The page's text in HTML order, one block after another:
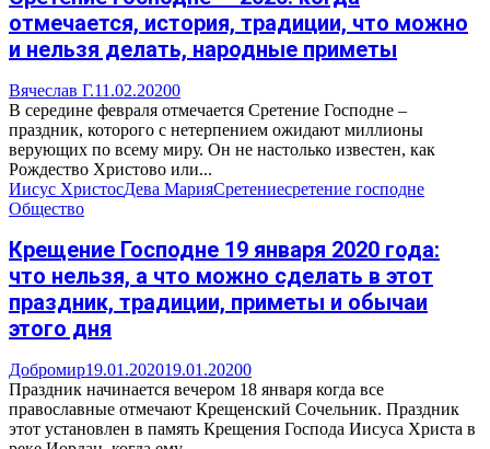
отмечается, история, традиции, что можно
и нельзя делать, народные приметы
Вячеслав Г.11.02.20200
В середине февраля отмечается Сретение Господне –
праздник, которого с нетерпением ожидают миллионы
верующих по всему миру. Он не настолько известен, как
Рождество Христово или...
Иисус ХристосДева МарияСретениесретение господне
Общество
Крещение Господне 19 января 2020 года:
что нельзя, а что можно сделать в этот
праздник, традиции, приметы и обычаи
этого дня
Добромир19.01.202019.01.20200
Праздник начинается вечером 18 января когда все
православные отмечают Крещенский Сочельник. Праздник
этот установлен в память Крещения Господа Иисуса Христа в